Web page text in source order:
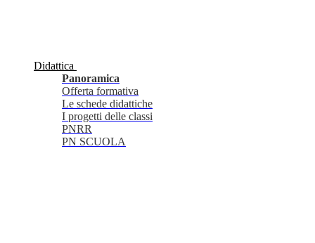
Didattica
Panoramica
Offerta formativa
Le schede didattiche
I progetti delle classi
PNRR
PN SCUOLA